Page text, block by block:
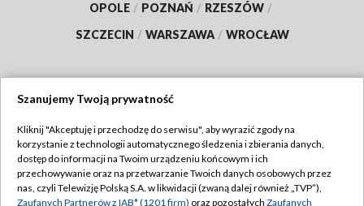
OPOLE / POZNAŃ / RZESZÓW /
SZCZECIN / WARSZAWA / WROCŁAW
TVP
Abonament TVP
Emisja w TVP
Regulamin TVP
Szanujemy Twoją prywatność
Kliknij "Akceptuję i przechodzę do serwisu", aby wyrazić zgody na
korzystanie z technologii automatycznego śledzenia i zbierania danych,
dostęp do informacji na Twoim urządzeniu końcowym i ich
przechowywanie oraz na przetwarzanie Twoich danych osobowych przez
nas, czyli Telewizję Polską S.A. w likwidacji (zwaną dalej również „TVP”),
Zaufanych Partnerów z IAB* (1201 firm) oraz pozostałych Zaufanych